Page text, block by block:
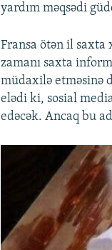
yardım məqsədi
Fransa ötən il saxta
zamanı saxta
müdaxilə etməsinə
elədi ki, sosial
edəcək. Ancaq bu